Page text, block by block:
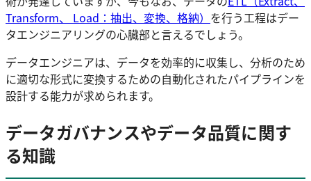
Transform、 Load：抽出、変換、格納） を行う工程はデー
タエンジニアリングの心臓部と言えるでしょう。
データエンジニアは、データを効率的に収集し、分析のため
に適切な形式に変換するための自動化されたパイプラインを
設計する能力が求められます。
データガバナンスやデータ品質に関す
る知識